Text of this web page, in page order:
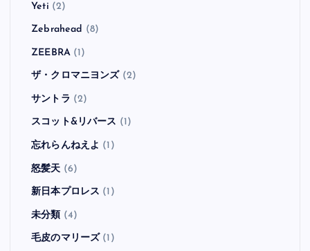
Yeti (2)
Zebrahead (8)
ZEEBRA(1)
ザ・クロマニヨンズ (2)
サントラ (2)
スコット&リバース (1)
忘れらんねえよ (1)
怒髪天 (6)
新日本プロレス (1)
未分類 (4)
毛皮のマリーズ (1)